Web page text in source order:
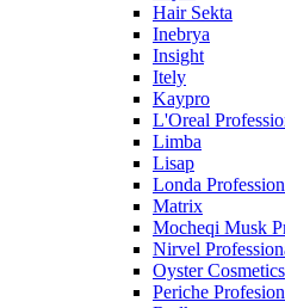
Hair Sekta
Inebrya
Insight
Itely
Kaypro
L'Oreal
Limba
Lisap
Londa
Matrix
Mocheqi Musk
Nirvel
Oyster Cosmetics
Periche